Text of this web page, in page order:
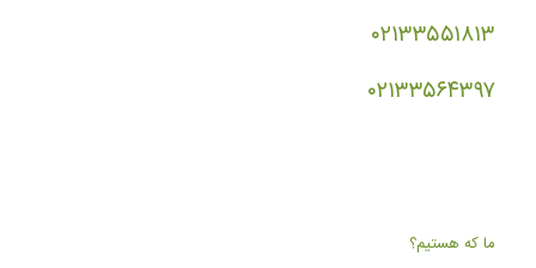
۰۲۱۳۳۵۵۱۸۱۳
۰۲۱۳۳۵۶۴۳۹۷
ما که هستیم؟